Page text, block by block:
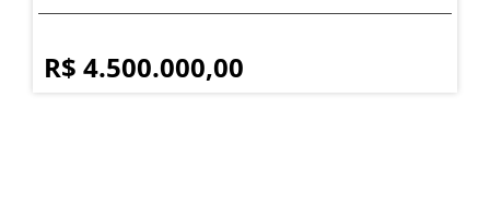
R$ 4.500.000,00